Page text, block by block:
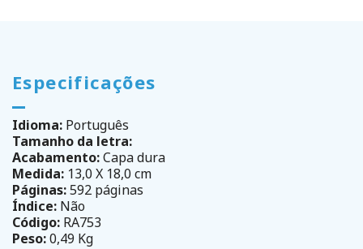
Especificações
Idioma: Português
Tamanho da letra:
Acabamento:Capa dura
Medida: 13,0 X 18,0 cm
Páginas:592 páginas
Índice: Não
Código: RA753
Peso:0,49 Kg